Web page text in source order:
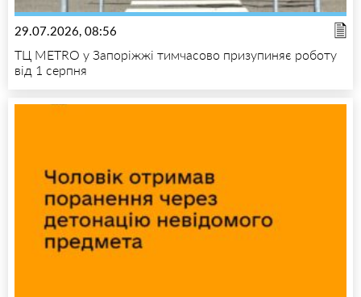
29.07.2026, 08:56
ТЦ METRO у Запоріжжі тимчасово призупиняє роботу
від 1 серпня